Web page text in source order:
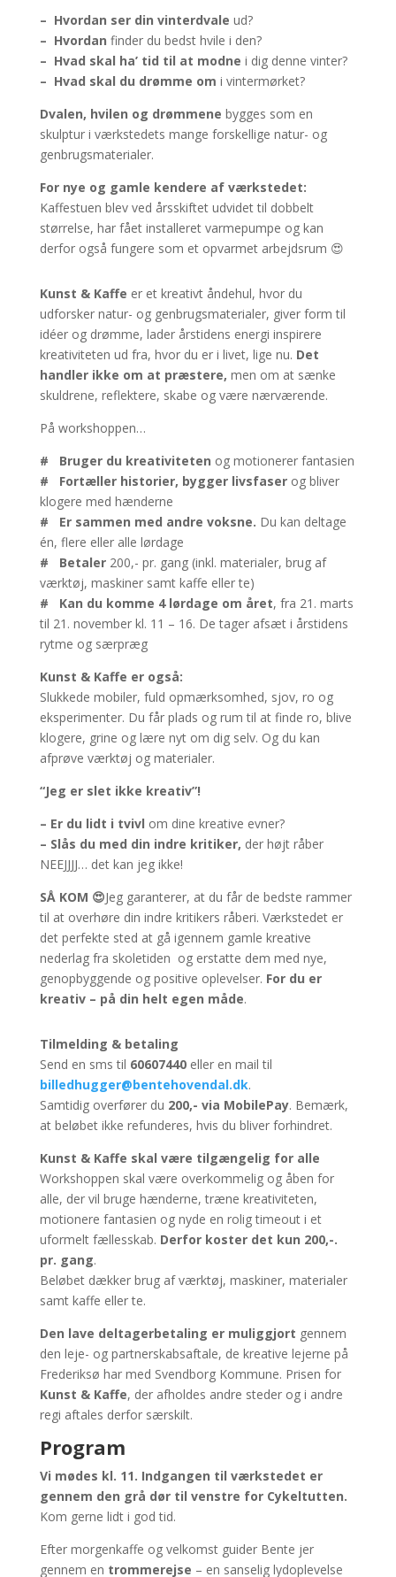
– Hvordan ser din vinterdvale ud?
– Hvordan finder du bedst hvile i den?
– Hvad skal ha’ tid til at modne i dig denne vinter?
– Hvad skal du drømme om i vintermørket?
Dvalen, hvilen og drømmene bygges som en
skulptur i værkstedets mange forskellige natur- og
genbrugsmaterialer.
For nye og gamle kendere af værkstedet:
Kaffestuen blev ved årsskiftet udvidet til dobbelt
størrelse, har fået installeret varmepumpe og kan
derfor også fungere som et opvarmet arbejdsrum 😍
Kunst & Kaffe er et kreativt åndehul, hvor du
udforsker natur- og genbrugsmaterialer, giver form til
idéer og drømme, lader årstidens energi inspirere
kreativiteten ud fra, hvor du er i livet, lige nu. Det
handler ikke om at præstere, men om at sænke
skuldrene, reflektere, skabe og være nærværende.
På workshoppen…
# Bruger du kreativiteten og motionerer fantasien
# Fortæller historier, bygger livsfaserog bliver
klogere med hænderne
# Er sammen med andre voksne. Du kan deltage
én, flere eller alle lørdage
# Betaler 200,- pr. gang (inkl. materialer, brug af
værktøj, maskiner samt kaffe eller te)
# Kan du komme 4 lørdage om året, fra 21. marts
til 21. november kl. 11 – 16. De tager afsæt i årstidens
rytme og særpræg
Kunst & Kaffe er også:
Slukkede mobiler, fuld opmærksomhed, sjov, ro og
eksperimenter. Du får plads og rum til at finde ro, blive
klogere, grine og lære nyt om dig selv. Og du kan
afprøve værktøj og materialer.
“Jeg er slet ikke kreativ”!
– Er du lidt i tvivl om dine kreative evner?
– Slås du med din indre kritiker, der højt råber
NEEJJJJ… det kan jeg ikke!
SÅ KOM 😍Jeg garanterer, at du får de bedste rammer
til at overhøre din indre kritikers råberi. Værkstedet er
det perfekte sted at gå igennem gamle kreative
nederlag fra skoletiden og erstatte dem med nye,
genopbyggende og positive oplevelser. For du er
kreativ – på din helt egen måde.
Tilmelding & betaling
Send en sms til 60607440eller en mail til
billedhugger@bentehovendal.dk.
Samtidig overfører du 200,- via MobilePay. Bemærk,
at beløbet ikke refunderes, hvis du bliver forhindret.
Kunst & Kaffe skal være tilgængelig for alle
Workshoppen skal være overkommelig og åben for
alle, der vil bruge hænderne, træne kreativiteten,
motionere fantasien og nyde en rolig timeout i et
uformelt fællesskab. Derfor koster det kun 200,-.
pr. gang.
Beløbet dækker brug af værktøj, maskiner, materialer
samt kaffe eller te.
Den lave deltagerbetaling er muliggjort gennem
den leje- og partnerskabsaftale, de kreative lejerne på
Frederiksø har med Svendborg Kommune. Prisen for
Kunst & Kaffe, der afholdes andre steder og i andre
regi aftales derfor særskilt.
Program
Vi mødes kl. 11. Indgangen til værkstedet er
gennem den grå dør til venstre for Cykeltutten.
Kom gerne lidt i god tid.
Efter morgenkaffe og velkomst guider Bente jer
gennem en trommerejse – en sanselig lydoplevelse